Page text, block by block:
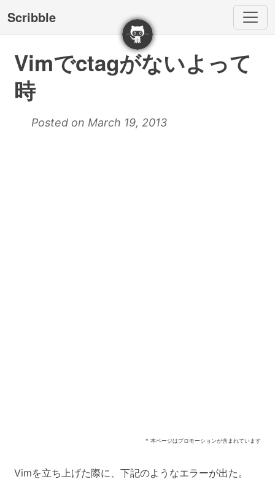
Scribble
Vimでctagがないよって
時
Posted on March 19, 2013
* 本ページはプロモーションが含まれています
Vimを立ち上げた際に、下記のようなエラーが出た。